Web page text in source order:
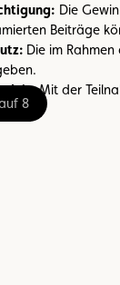
Die
Beiträge
Die im
Mit der
8